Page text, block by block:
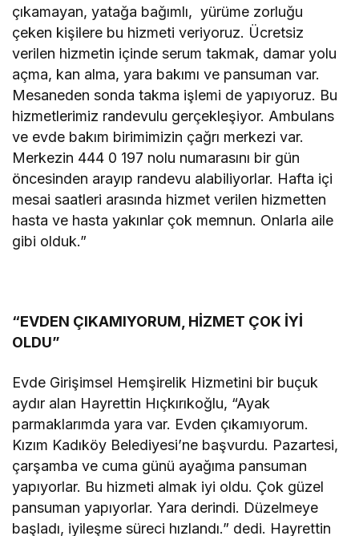
çıkamayan, yatağa bağımlı, yürüme zorluğu
çeken kişilere bu hizmeti veriyoruz. Ücretsiz
verilen hizmetin içinde serum takmak, damar yolu
açma, kan alma, yara bakımı ve pansuman var.
Mesaneden sonda takma işlemi de yapıyoruz. Bu
hizmetlerimiz randevulu gerçekleşiyor. Ambulans
ve evde bakım birimimizin çağrı merkezi var.
Merkezin 444 0 197 nolu numarasını bir gün
öncesinden arayıp randevu alabiliyorlar. Hafta içi
mesai saatleri arasında hizmet verilen hizmetten
hasta ve hasta yakınlar çok memnun. Onlarla aile
gibi olduk.”
“EVDEN ÇIKAMIYORUM, HİZMET ÇOK İYİ
OLDU”
Evde Girişimsel Hemşirelik Hizmetini bir buçuk
aydır alan Hayrettin Hıçkırıkoğlu, “Ayak
parmaklarımda yara var. Evden çıkamıyorum.
Kızım Kadıköy Belediyesi’ne başvurdu. Pazartesi,
çarşamba ve cuma günü ayağıma pansuman
yapıyorlar. Bu hizmeti almak iyi oldu. Çok güzel
pansuman yapıyorlar. Yara derindi. Düzelmeye
başladı, iyileşme süreci hızlandı.” dedi. Hayrettin